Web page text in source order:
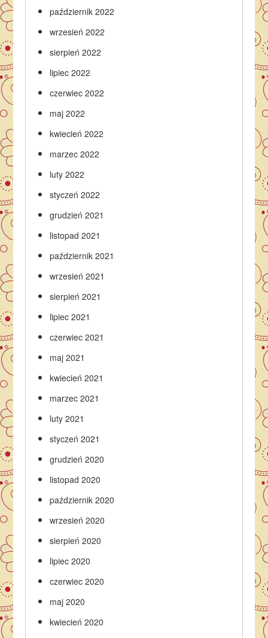
październik 2022
wrzesień 2022
sierpień 2022
lipiec 2022
czerwiec 2022
maj 2022
kwiecień 2022
marzec 2022
luty 2022
styczeń 2022
grudzień 2021
listopad 2021
październik 2021
wrzesień 2021
sierpień 2021
lipiec 2021
czerwiec 2021
maj 2021
kwiecień 2021
marzec 2021
luty 2021
styczeń 2021
grudzień 2020
listopad 2020
październik 2020
wrzesień 2020
sierpień 2020
lipiec 2020
czerwiec 2020
maj 2020
kwiecień 2020